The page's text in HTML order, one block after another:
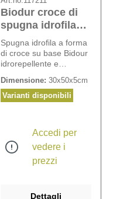
Biodur croce di
spugna idrofila
Amti
Spugna idrofila a forma
di croce su base Bidour
idrorepellente e
Dimensione: 30x50x5cm
Varianti disponibili
Accedi per
vedere i
prezzi
Dettagli